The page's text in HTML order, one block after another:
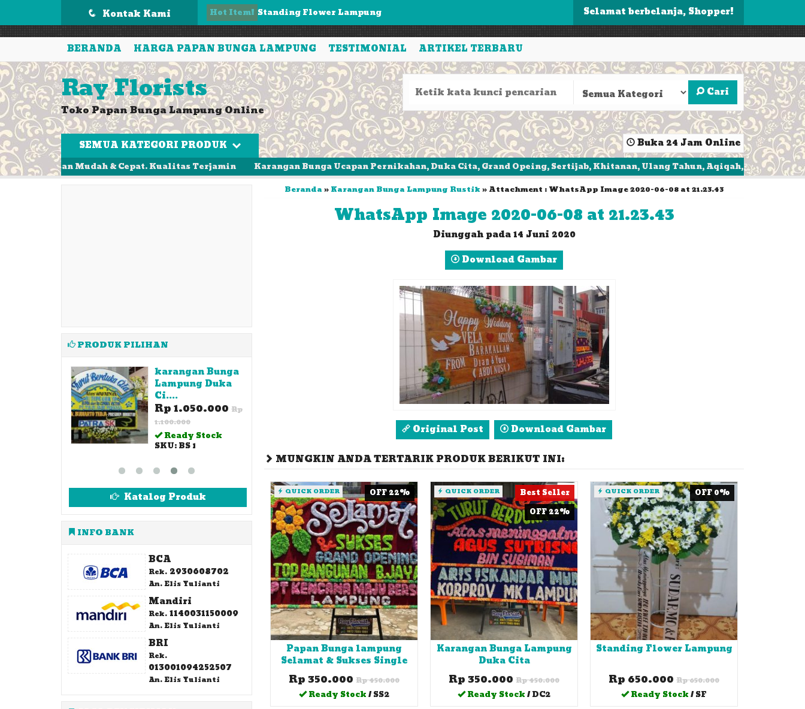
q Kontak Kami Hot Item! Papan Bunga Lampung Rustik
Toko Bunga Lampung
Papan Bunga Lampung Duka Cita
Karangan Bunga Lampung Rustik
Karangan Bunga lampung - Standing Flower Terbaru
karangan Bunga Lampung
Papan Bunga Lampung - Model Akrilik (Khusus Bandar....
Standing Flower Lampung
Selamat berbelanja, Shopper!
BERANDA HARGA PAPAN BUNGA LAMPUNG TESTIMONIAL ARTIKEL TERBARU
Ray Florists
Toko Papan Bunga Lampung Online
Cari
Buka 24 Jam Online
SEMUA KATEGORI PRODUK
Mudah & Cepat. Kualitas Terjamin Karangan Bunga Ucapan Pernikahan, Duka Cita, Grand Opeing, Sertijab, Khitanan, Ulang Tahun, Aqiqah, Walimatul
Beranda»Karangan Bunga Lampung Rustik» Attachment : WhatsApp Image 2020-06-08 at 21.23.43
WhatsApp Image 2020-06-08 at 21.23.43
Diunggah pada 14 Juni 2020
Download Gambar
Original Post Download Gambar
MUNGKIN ANDA TERTARIK PRODUK BERIKUT INI:
OFF 22%
QUICK ORDER
Papan Bunga lampung
Selamat & Sukses Single
Rp 350.000 Rp 450.000
Ready Stock/ SS2
Best Seller
OFF 22%
QUICK ORDER
Karangan Bunga Lampung
Duka Cita
Rp 350.000 Rp 450.000
Ready Stock/ DC2
OFF 0%
QUICK ORDER
Standing Flower Lampung
Rp 650.000 Rp 650.000
Ready Stock/ SF
PRODUK PILIHAN
Karangan Bunga
lampung -
Stand....
*Harga Hubungi
CS
Ready Stock
Katalog Produk
Rek.2930608702
An. Elis Yulianti
Mandiri
Rek.1140031150009
An. Elis Yulianti
BRI
Rek.
013001094252507
An. Elis Yulianti